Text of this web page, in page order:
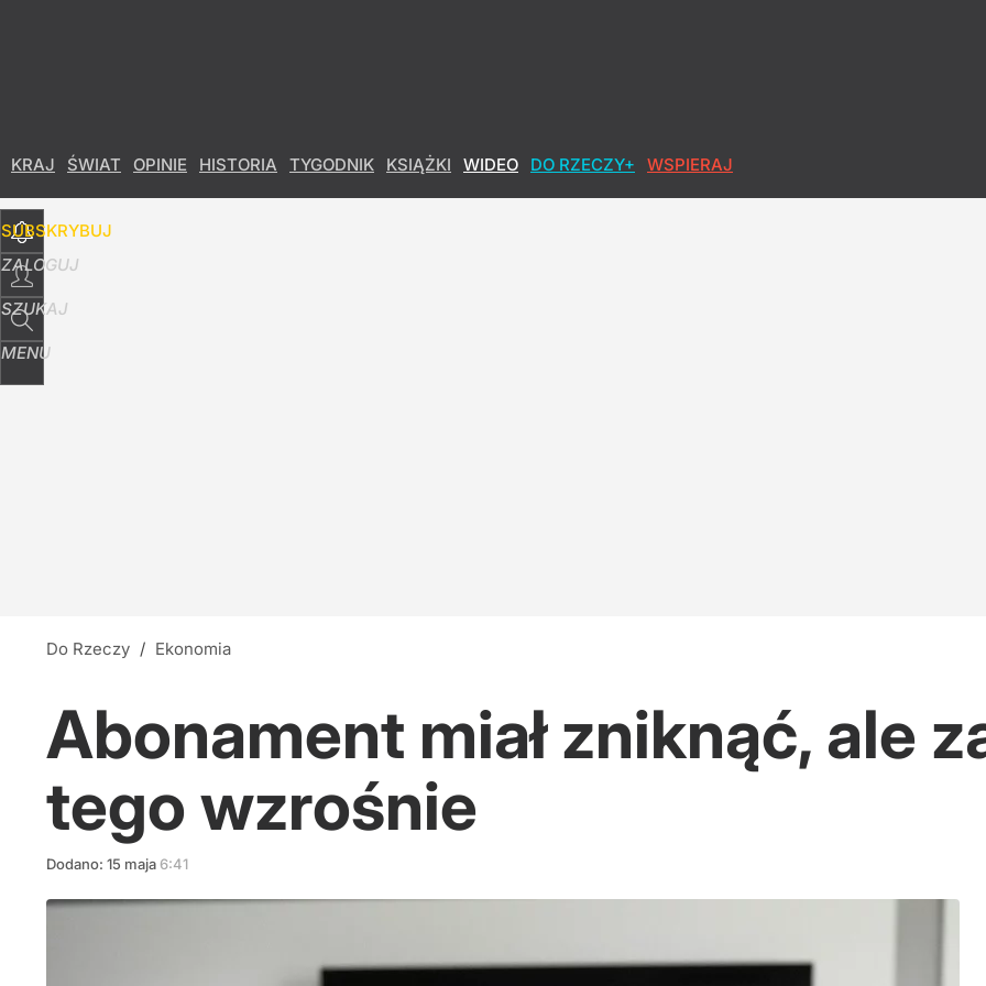
KRAJ ŚWIAT OPINIE HISTORIA TYGODNIK KSIĄŻKI WIDEO DO RZECZY+ WSPIERAJ
SUBSKRYBUJ
ZALOGUJ
SZUKAJ
MENU
1
Do Rzeczy / Ekonomia
Abonament miał zniknąć, ale
tego wzrośnie
Dodano: 15 maja 6:41